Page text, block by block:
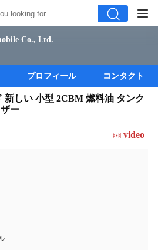
Co., Ltd.
プロフィール コンタクト
新しい 小型 2CBM 燃料油 タンク
ー
video